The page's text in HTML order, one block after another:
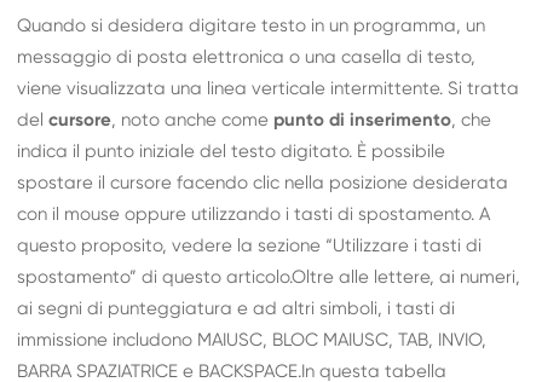
Quando si desidera digitare testo in un programma, un
messaggio di posta elettronica o una casella di testo,
viene visualizzata una linea verticale intermittente. Si tratta
delcursore, noto anche come punto di inserimento, che
indica il punto iniziale del testo digitato. È possibile
spostare il cursore facendo clic nella posizione desiderata
con il mouse oppure utilizzando i tasti di spostamento. A
questo proposito, vedere la sezione “Utilizzare i tasti di
spostamento” di questo articolo.Oltre alle lettere, ai numeri,
ai segni di punteggiatura e ad altri simboli, i tasti di
immissione includono MAIUSC, BLOC MAIUSC, TAB, INVIO,
BARRA SPAZIATRICE e BACKSPACE.In questa tabella